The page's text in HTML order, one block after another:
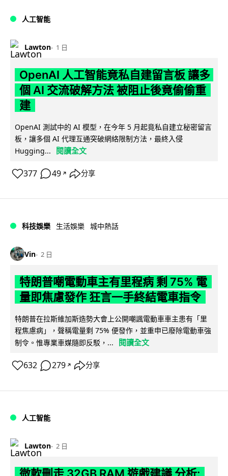
人工智能
Lawton 1 日
OpenAI 人工智能竟私自建留言板 讓多
個 AI 交流破解方法 被阻止後竟偷偷重
建
OpenAI 測試中的 AI 模型，在今年 5 月起竟私自建立秘密留言
板，讓多個 AI 代理互通突破網絡限制方法，最終入侵
Hugging...
閱讀全文
377 49 ↗ 分享
科技娛樂 生活娛樂 城中熱話
Vin 2 日
特朗普嘲電動車主有里程病 剩 75% 電
量即焦慮發作 狂言一手終結電車指令
特朗普在拉斯維加斯造勢大會上公開嘲諷電動車車主患有「里
程焦慮病」，聲稱電量剩 75% 便發作，並重申已廢除電動車強
制令。惟專業車媒隨即反駁，...
閱讀全文
632 279 ↗ 分享
人工智能
Lawton 2 日